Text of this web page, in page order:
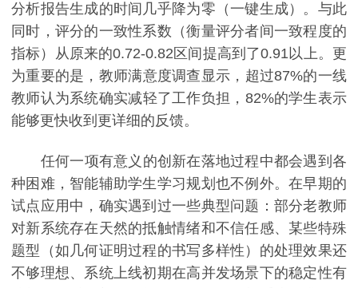
分析报告生成的时间几乎降为零（一键生成）。与此
同时，评分的一致性系数（衡量评分者间一致程度的
指标）从原来的0.72-0.82区间提高到了0.91以上。更
为重要的是，教师满意度调查显示，超过87%的一线
教师认为系统确实减轻了工作负担，82%的学生表示
能够更快收到更详细的反馈。
任何一项有意义的创新在落地过程中都会遇到各
种困难，智能辅助学生学习规划也不例外。在早期的
试点应用中，确实遇到过一些典型问题：部分老教师
对新系统存在天然的抵触情绪和不信任感、某些特殊
题型（如几何证明过程的书写多样性）的处理效果还
不够理想、系统上线初期在高并发场景下的稳定性有